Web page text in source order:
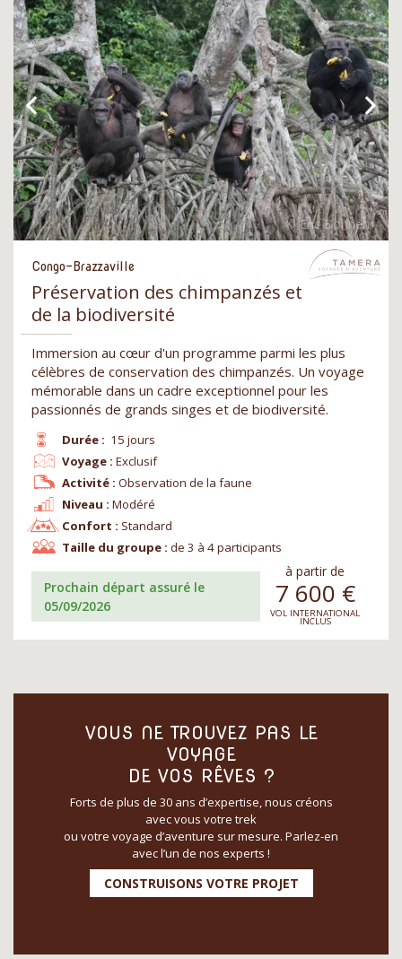
Congo-Brazzaville
Préservation des chimpanzés et
de la biodiversité
Immersion au cœur d'un programme parmi les plus
célèbres de conservation des chimpanzés. Un voyage
mémorable dans un cadre exceptionnel pour les
passionnés de grands singes et de biodiversité.
Durée : 15 jours
Niveau : Modéré
Voyage : Exclusif
Confort : Standard
Activité : Observation de la faune
Taille du groupe : de 3 à 4 participants
Prochain départ assuré le
05/09/2026
à partir de
7 600 €
VOL INTERNATIONAL
INCLUS
VOUS NE TROUVEZ PAS LE
VOYAGE
DE VOS RÊVES ?
Forts de plus de 30 ans d’expertise, nous créons
avec vous votre trek
ou votre voyage d’aventure sur mesure. Parlez-en
avec l’un de nos experts !
CONSTRUISONS VOTRE PROJET